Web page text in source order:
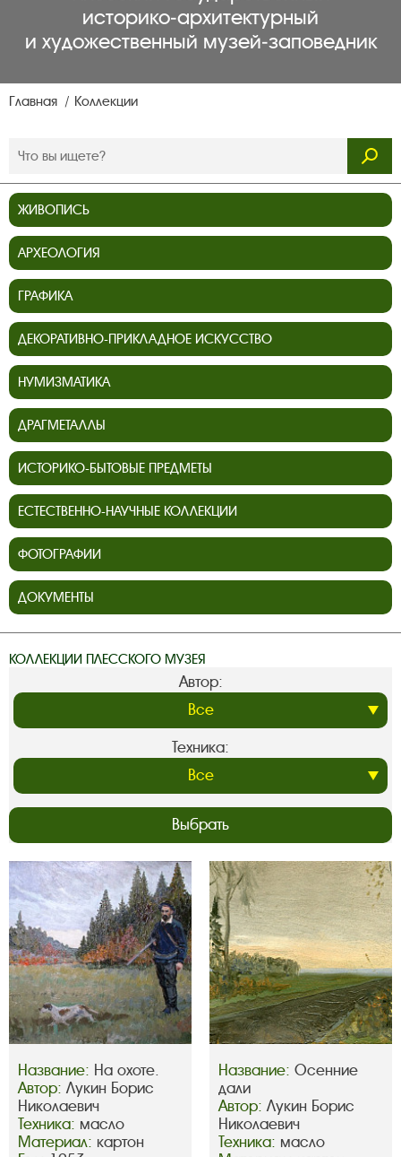
историко‑архитектурный
и художественный музей‑заповедник
Главная Коллекции
ЖИВОПИСЬ
АРХЕОЛОГИЯ
ГРАФИКА
ДЕКОРАТИВНО-ПРИКЛАДНОЕ ИСКУССТВО
НУМИЗМАТИКА
ДРАГМЕТАЛЛЫ
ИСТОРИКО-БЫТОВЫЕ ПРЕДМЕТЫ
ЕСТЕСТВЕННО-НАУЧНЫЕ КОЛЛЕКЦИИ
ФОТОГРАФИИ
ДОКУМЕНТЫ
КОЛЛЕКЦИИ ПЛЕССКОГО МУЗЕЯ
Автор:
Техника:
Выбрать
Название: На охоте.
Автор: Лукин Борис
Николаевич
Техника: масло
Материал: картон
Название: Осенние
дали
Автор: Лукин Борис
Николаевич
Техника: масло